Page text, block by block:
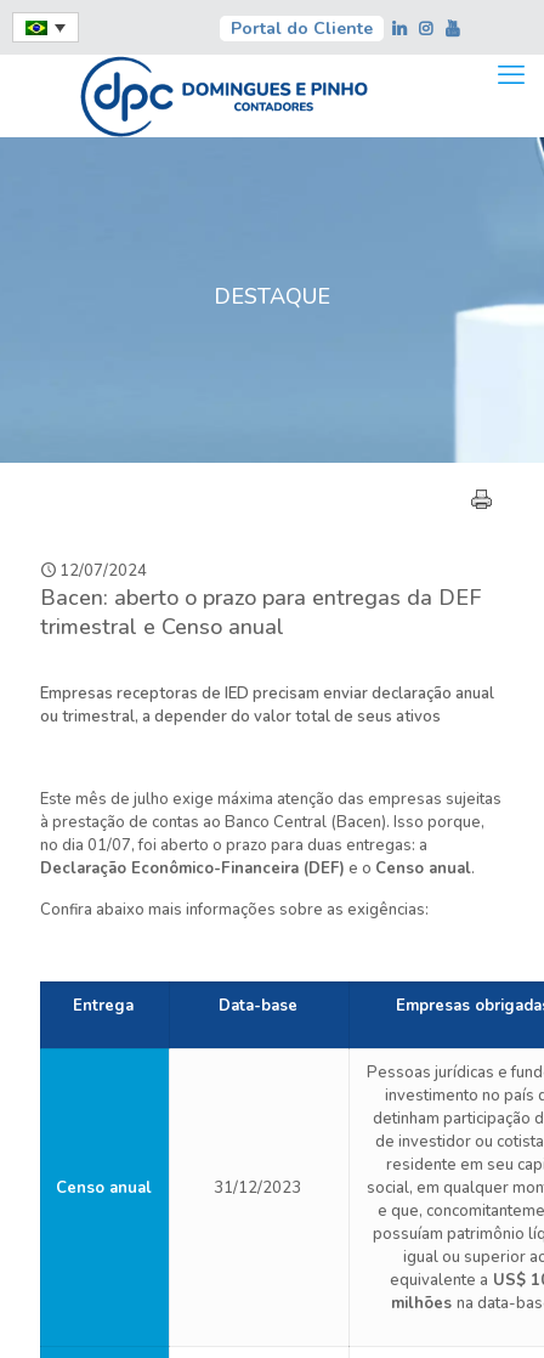
Portal do Cliente
DESTAQUE
12/07/2024
Bacen: aberto o prazo para entregas da DEF
trimestral e Censo anual
Empresas receptoras de IED precisam enviar declaração anual
ou trimestral, a depender do valor total de seus ativos
Este mês de julho exige máxima atenção das empresas sujeitas
à prestação de contas ao Banco Central (Bacen). Isso porque,
no dia 01/07, foi aberto o prazo para duas entregas: a
Declaração Econômico-Financeira (DEF) e o Censo anual.
Confira abaixo mais informações sobre as exigências:
Entrega Data-base Empresas
Censo anual 31/12/2023
Pessoas jurídicas e
investimento no país
detinham participação
de investidor ou
residente em seu
social, em qualquer
e que,
possuíam patrimônio
igual ou superior
equivalente a US$
milhões na data-